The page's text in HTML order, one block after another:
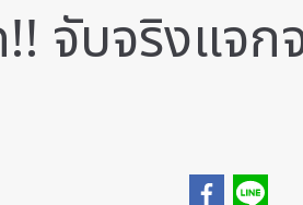
จับจริงแจก